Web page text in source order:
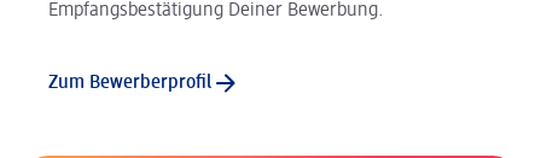
Empfangsbestätigung Deiner Bewerbung.
Zum Bewerberprofil